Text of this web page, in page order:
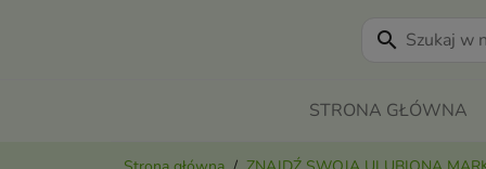
search
STRONA GŁÓWNA